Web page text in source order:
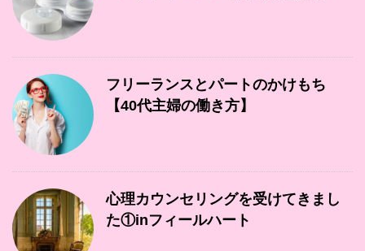
フリーランスとパートのかけもち
【40代主婦の働き方】
心理カウンセリングを受けてきまし
た①inフィールハート